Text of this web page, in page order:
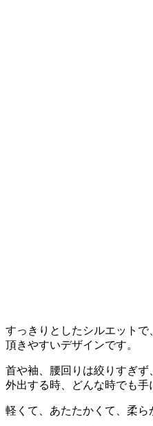
すっきりとしたシルエット
頂きやすいデザインです。
首や袖、腰回りは絞りすぎ
外出する時、どんな時でも
軽くて、あたたかくて、柔ら